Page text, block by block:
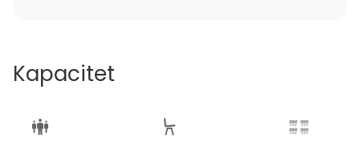
Kapacitet